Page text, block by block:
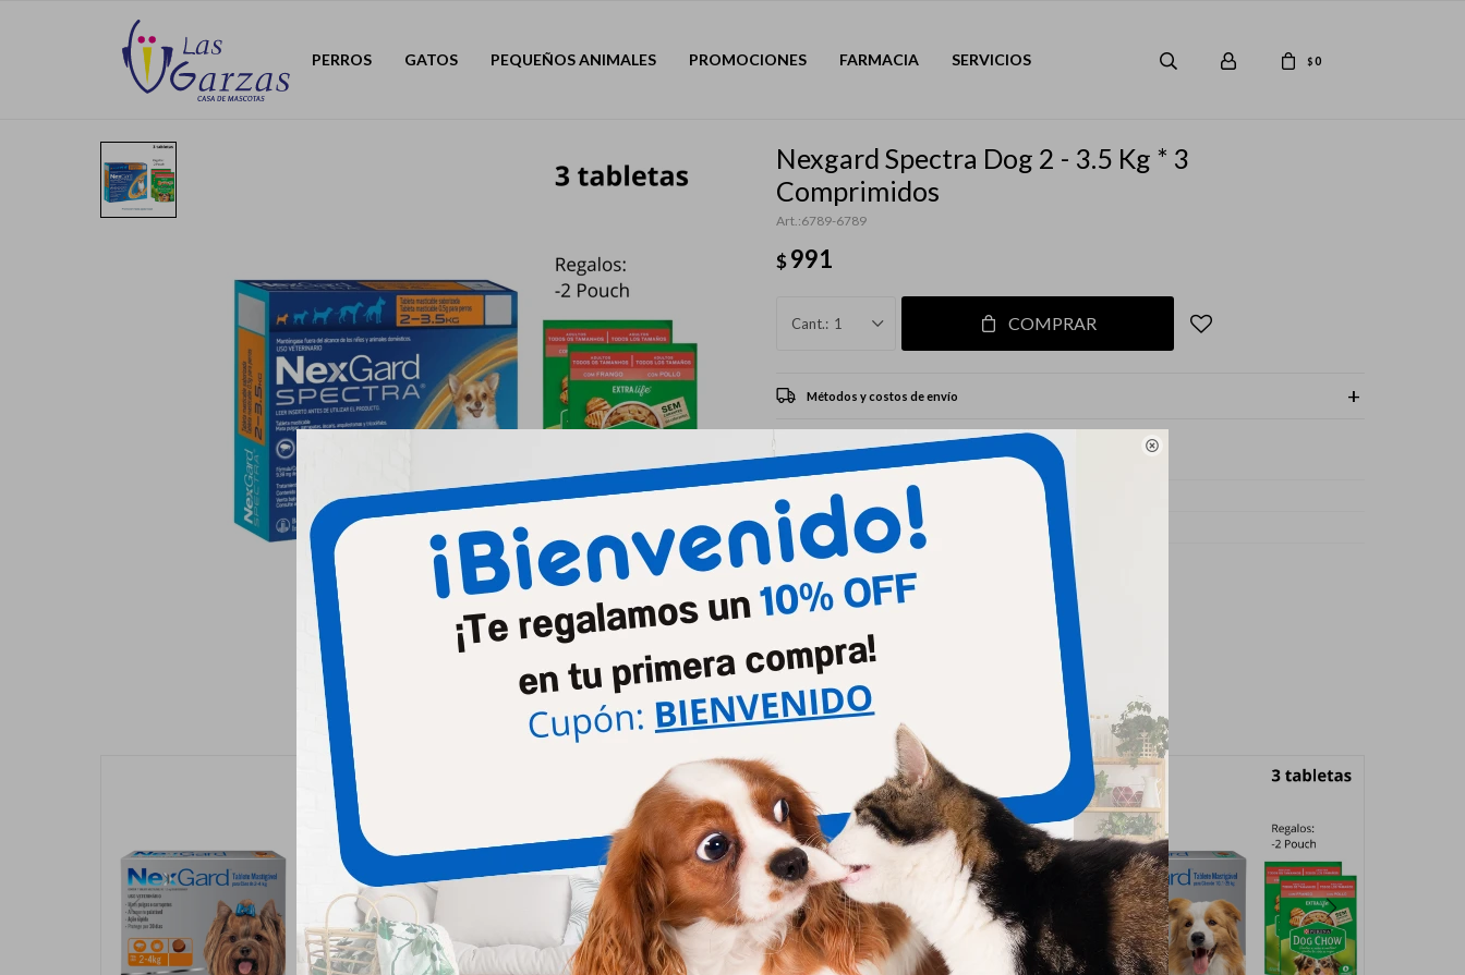

PERROS GATOS PEQUEÑOS ANIMALES PROMOCIONES FARMACIA SERVICIOS $0
Nexgard Spectra Dog 2 - 3.5 Kg * 3
Comprimidos
6789-6789
$991
1 COMPRAR
Métodos y costos de envío
CARACTERÍSTICAS
Mascota
Presentación
Productos que te pueden interesar